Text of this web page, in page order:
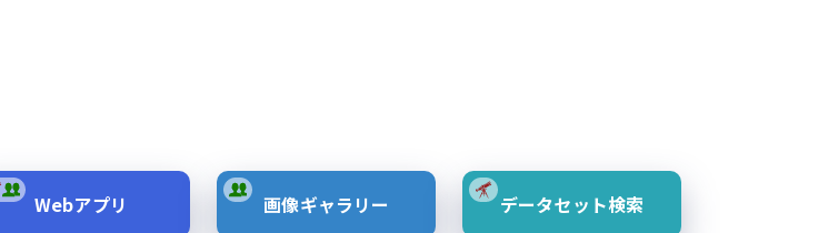
Webアプリ 画像ギャラリー データセット検索